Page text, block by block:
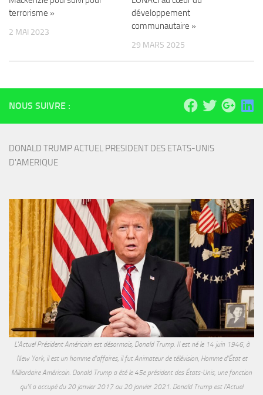
terrorisme »
2 MAI 2023
développement
communautaire »
29 MARS 2025
NOUS SUIVRE :
DONALD TRUMP ACTUEL PRESIDENT DES ETATS-UNIS
D'AMERIQUE
L'Actuel Président Américain est désormais, Donald Trump. Il est né le 14 juin 1946, à
New York, il est un homme d'affaires, il fut Animateur de télévision, Homme d'État et
Milliardaire Américain. Donald Trump a été le 45e président des États-Unis, une fonction
qu'il a occupé du 20 janvier 2017 au 20 janvier 2021. Donald Trump est l'Actuel